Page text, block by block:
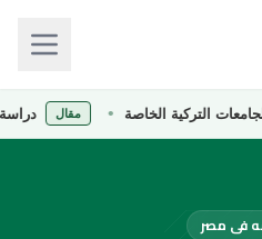
الخاصة مقال دراسة
فى مصر